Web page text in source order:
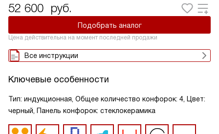
52 600 руб.
Подобрать аналог
Цена действительна на момент последней продажи
Все инструкции
Ключевые особенности
Тип: индукционная, Общее количество конфорок: 4, Цвет:
черный, Панель конфорок: стеклокерамика